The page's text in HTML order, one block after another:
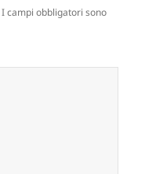
I campi obbligatori sono